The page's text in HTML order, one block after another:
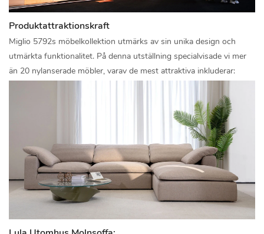
Produktattraktionskraft
Miglio 5792s möbelkollektion utmärks av sin unika design och
utmärkta funktionalitet. På denna utställning specialvisade vi mer
än 20 nylanserade möbler, varav de mest attraktiva inkluderar: